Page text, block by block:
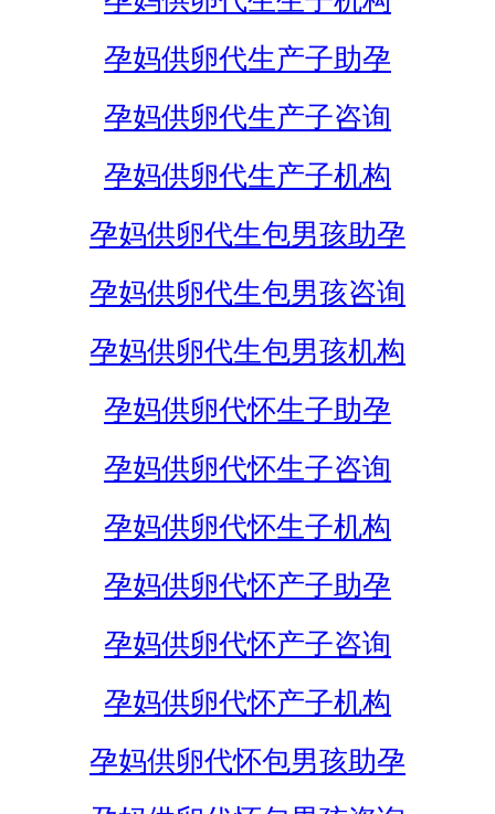
孕妈供卵代生产子助孕
孕妈供卵代生产子咨询
孕妈供卵代生产子机构
孕妈供卵代生包男孩助孕
孕妈供卵代生包男孩咨询
孕妈供卵代生包男孩机构
孕妈供卵代怀生子助孕
孕妈供卵代怀生子咨询
孕妈供卵代怀生子机构
孕妈供卵代怀产子助孕
孕妈供卵代怀产子咨询
孕妈供卵代怀产子机构
孕妈供卵代怀包男孩助孕